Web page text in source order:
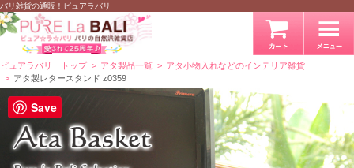
バリ雑貨の通販！ピュアラバリ
ピュアラバリ トップ アタ製品一覧
アタ小物入れなどのインテリア雑貨
アタ製レタースタンド z0359
Save